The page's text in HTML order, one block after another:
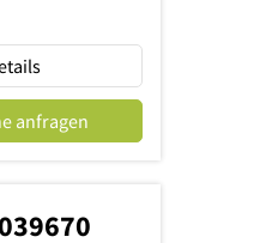
anfragen